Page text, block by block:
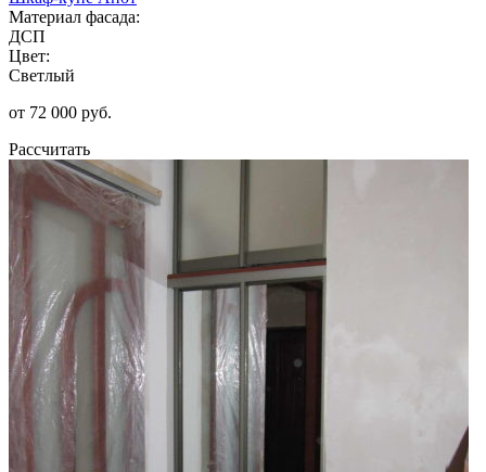
Материал фасада:
ДСП
Цвет:
Светлый
от 72 000 руб.
Рассчитать